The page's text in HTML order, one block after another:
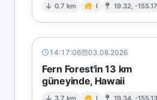
0.7 km I 19.32, -155.17
14:17:06 03.08.2026
Fern Forest'in 13 km
güneyinde, Hawaii
3.7 km I 19.34, -155.13